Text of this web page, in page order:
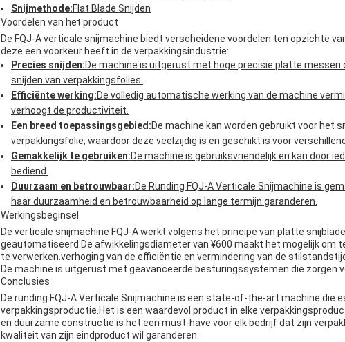
Snijmethode:Flat Blade Snijden
Voordelen van het product
De FQJ-A verticale snijmachine biedt verscheidene voordelen ten opzichte
deze een voorkeur heeft in de verpakkingsindustrie:
Precies snijden:De machine is uitgerust met hoge precisie platte messen
snijden van verpakkingsfolies.
Efficiënte werking:De volledig automatische werking van de machine
verhoogt de productiviteit.
Een breed toepassingsgebied:De machine kan worden gebruikt voor het
verpakkingsfolie, waardoor deze veelzijdig is en geschikt is voor
Gemakkelijk te gebruiken:De machine is gebruiksvriendelijk en kan door
bediend.
Duurzaam en betrouwbaar:De Runding FQJ-A Verticale Snijmachine is
haar duurzaamheid en betrouwbaarheid op lange termijn garanderen.
Werkingsbeginsel
De verticale snijmachine FQJ-A werkt volgens het principe van platte
geautomatiseerd.De afwikkelingsdiameter van ¥600 maakt het mogelijk om
te verwerken.verhoging van de efficiëntie en vermindering van de
De machine is uitgerust met geavanceerde besturingssystemen die zorgen
Conclusies
De runding FQJ-A Verticale Snijmachine is een state-of-the-art machine die
verpakkingsproductie.Het is een waardevol product in elke
en duurzame constructie is het een must-have voor elk bedrijf dat zijn
kwaliteit van zijn eindproduct wil garanderen.